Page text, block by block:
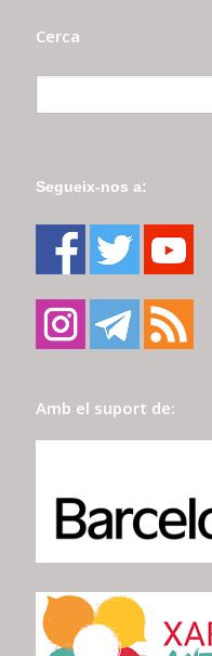
Cerca
Segueix-nos a:
Amb el suport de: